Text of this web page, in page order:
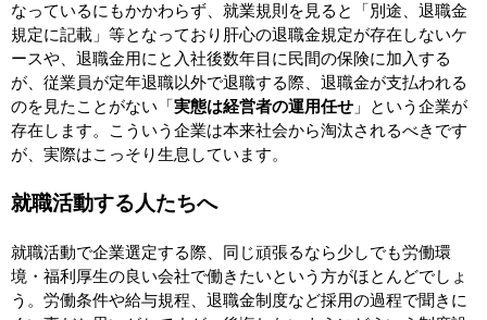
なっているにもかかわらず、就業規則を見ると「別途、退職金
規定に記載」等となっており肝心の退職金規定が存在しないケ
ースや、退職金用にと入社後数年目に民間の保険に加入する
が、従業員が定年退職以外で退職する際、退職金が支払われる
のを見たことがない 「実態は経営者の運用任せ 」
という企業が
存在します。
こういう企業は本来社会から淘汰されるべきです
が、実際はこっそり生息しています。
就職活動する人たちへ
就職活動で企業選定する際、 同じ頑張るなら少しでも労働環
境・福利厚生の良い会社で働きたいという 方がほとんどでしょ
う。労働条件や給与規程、退職金制度など採用の過程で聞きに